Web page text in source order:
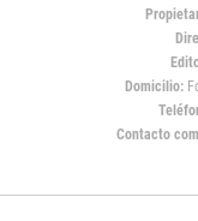
Domicilio:
Contacto